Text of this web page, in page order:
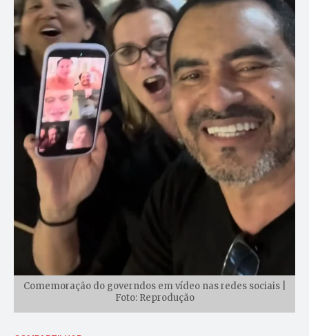
Comemoração do governdos em vídeo nas redes sociais |
Foto: Reprodução